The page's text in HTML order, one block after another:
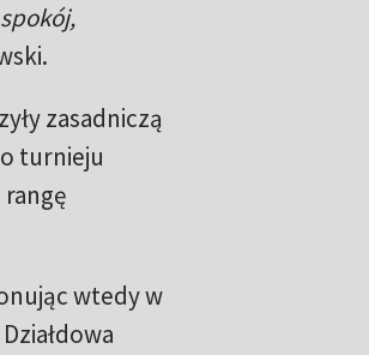
zasadniczą
turnieju
wtedy w